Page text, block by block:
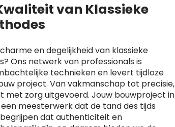
van Klassieke
en degelijkheid van klassieke
Ons netwerk van professionals is
technieken en levert tijdloze
project. Van vakmanschap tot precisie,
met zorg uitgevoerd. Jouw bouwproject in
meesterwerk dat de tand des tijds
dat authenticiteit en